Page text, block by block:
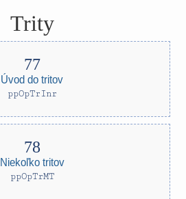
Trity
Úvod do tritov
ppOpTrInr
Niekoľko tritov
ppOpTrMT